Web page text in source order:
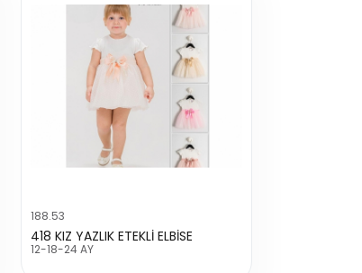
188.53
418 KIZ YAZLIK ETEKLİ ELBİSE
12-18-24 AY